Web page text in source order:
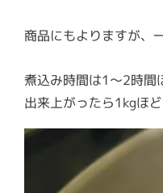
商品にもよりますが、
煮込み時間は1～2時間
出来上がったら1kgほ